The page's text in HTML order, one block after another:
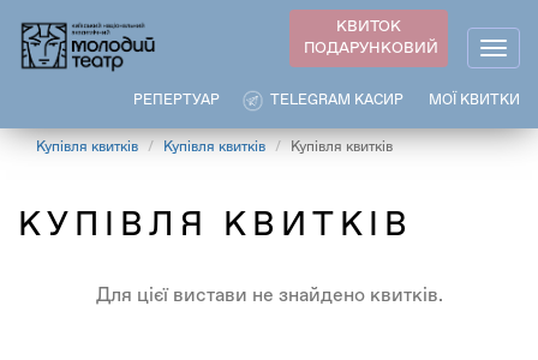
основного
КВИТОК
ПОДАРУНКОВИЙ
МОЇ КВИТКИ
TELEGRAM КАСИР
РЕПЕРТУАР
Купівля квитків Купівля квитків Купівля квитків
КУПІВЛЯ КВИТКІВ
Для цієї вистави не знайдено квитків.